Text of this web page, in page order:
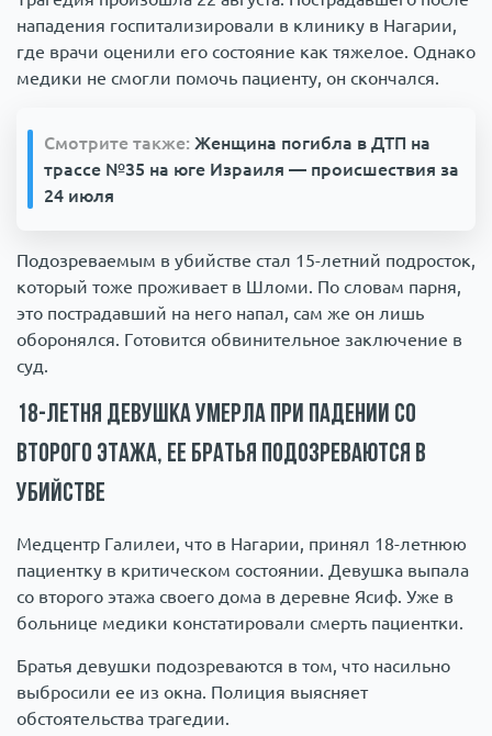
нападения госпитализировали в клинику в Нагарии,
где врачи оценили его состояние как тяжелое. Однако
медики не смогли помочь пациенту, он скончался.
Смотрите также: Женщина погибла в ДТП на
трассе №35 на юге Израиля — происшествия за
24 июля
Подозреваемым в убийстве стал 15-летний подросток,
который тоже проживает в Шломи. По словам парня,
это пострадавший на него напал, сам же он лишь
оборонялся. Готовится обвинительное заключение в
суд.
18-летня девушка умерла при падении со
второго этажа, ее братья подозреваются в
убийстве
Медцентр Галилеи, что в Нагарии, принял 18-летнюю
пациентку в критическом состоянии. Девушка выпала
со второго этажа своего дома в деревне Ясиф. Уже в
больнице медики констатировали смерть пациентки.
Братья девушки подозреваются в том, что насильно
выбросили ее из окна. Полиция выясняет
обстоятельства трагедии.